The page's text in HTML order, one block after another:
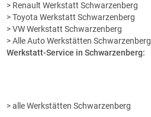
> Renault Werkstatt Schwarzenberg
> Toyota Werkstatt Schwarzenberg
> VW Werkstatt Schwarzenberg
> Alle Auto Werkstätten Schwarzenberg
Werkstatt-Service in Schwarzenberg:
> alle Werkstätten Schwarzenberg